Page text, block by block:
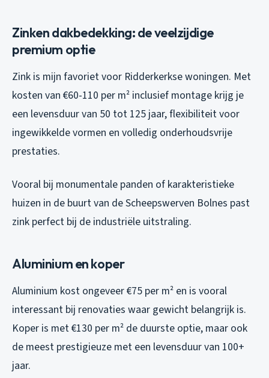
Zinken dakbedekking: de veelzijdige
premium optie
Zink is mijn favoriet voor Ridderkerkse woningen. Met
kosten van €60-110 per m² inclusief montage krijg je
een levensduur van 50 tot 125 jaar, flexibiliteit voor
ingewikkelde vormen en volledig onderhoudsvrije
prestaties.
Vooral bij monumentale panden of karakteristieke
huizen in de buurt van de Scheepswerven Bolnes past
zink perfect bij de industriële uitstraling.
Aluminium en koper
Aluminium kost ongeveer €75 per m² en is vooral
interessant bij renovaties waar gewicht belangrijk is.
Koper is met €130 per m² de duurste optie, maar ook
de meest prestigieuze met een levensduur van 100+
jaar.